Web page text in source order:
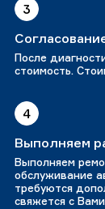
3
После
стоимость.
4
Выполняем
Выполняем
обслуживание
требуются
свяжется с